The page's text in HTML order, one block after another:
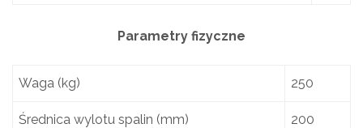
Parametry fizyczne
Waga (kg) 250
Średnica wylotu spalin (mm) 200